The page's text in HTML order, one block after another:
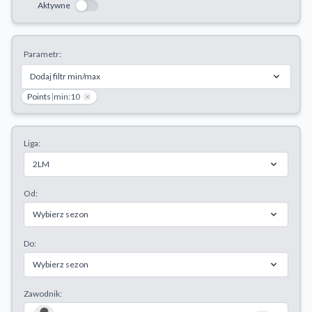
Aktywne
Parametr:
Dodaj filtr min/max
Points |min:10 ×
Liga:
2LM
Od:
Wybierz sezon
Do:
Wybierz sezon
Zawodnik: